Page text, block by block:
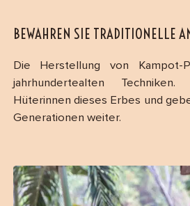
BEWAHREN SIE TRADITIONELLE
Die Herstellung von Kampot-
jahrhundertealten
Hüterinnen dieses Erbes und
Generationen weiter.